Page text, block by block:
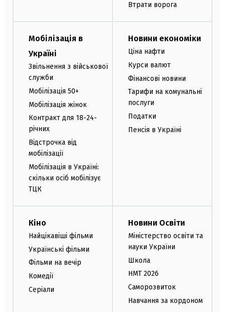
Втрати ворога
Мобілізація в
Україні
Звільнення з військової
служби
Мобілізація 50+
Мобілізація жінок
Контракт для 18-24-
річних
Відстрочка від
мобілізації
Мобілізація в Україні:
скільки осіб мобілізує
ТЦК
Новини економіки
Ціна нафти
Курси валют
Фінансові новини
Тарифи на комунальні
послуги
Податки
Пенсія в Україні
Кіно
Найцікавіші фільми
Українські фільми
Фільми на вечір
Комедії
Серіали
Новини Освіти
Міністерство освіти та
науки України
Школа
НМТ 2026
Саморозвиток
Навчання за кордоном